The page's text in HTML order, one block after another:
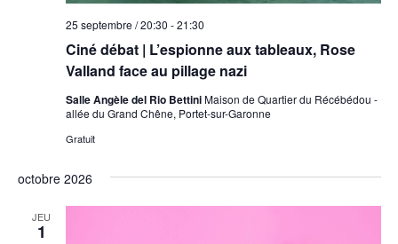
Ciné débat | L’espionne aux tableaux, Rose
Valland face au pillage nazi
25 septembre / 20:30 -21:30
Salle Angèle del Rio BettiniMaison de Quartier du Récébédou -
allée du Grand Chêne, Portet-sur-Garonne
Gratuit
octobre 2026
JEU
1